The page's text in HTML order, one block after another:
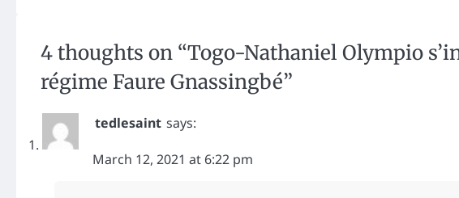
4 thoughts on “Togo-Nathaniel Olympio
régime Faure Gnassingbé”
tedlesaint says:
March 12, 2021 at 6:22 pm